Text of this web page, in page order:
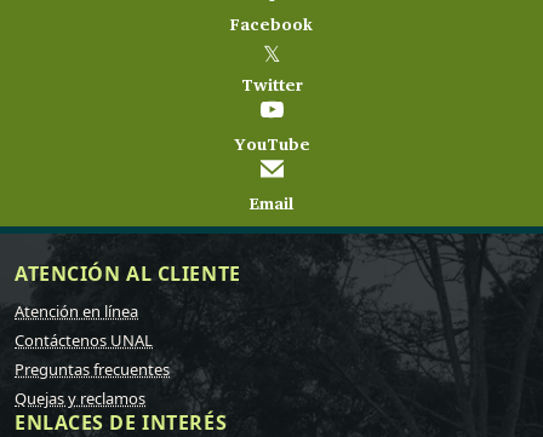
Facebook
𝕏
Twitter
YouTube
Email
ATENCIÓN AL CLIENTE
Atención en línea
Contáctenos UNAL
Preguntas frecuentes
Quejas y reclamos
ENLACES DE INTERÉS